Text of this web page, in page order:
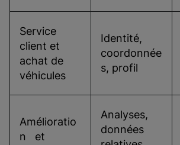
Service
client et
achat de
véhicules
Identité,
coordonnée
s, profil
Amélioratio
n   et
Analyses,
données